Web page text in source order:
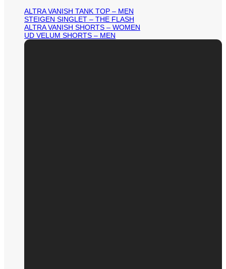
ALTRA VANISH TANK TOP – MEN
STEIGEN SINGLET – THE FLASH
ALTRA VANISH SHORTS – WOMEN
UD VELUM SHORTS – MEN